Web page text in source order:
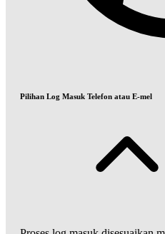
Pilihan Log Masuk Telefon atau E-mel